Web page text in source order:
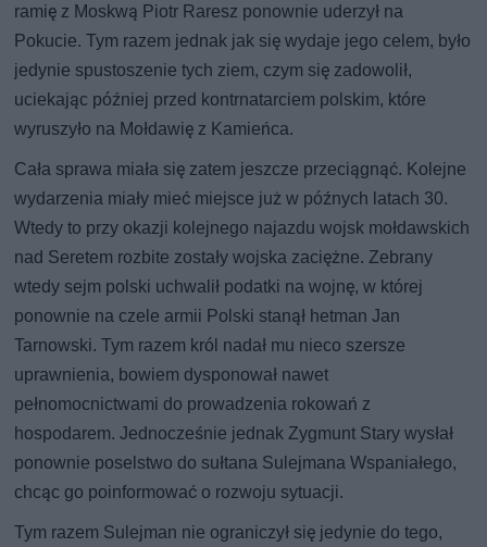
ramię z Moskwą Piotr Raresz ponownie uderzył na
Pokucie. Tym razem jednak jak się wydaje jego celem, było
jedynie spustoszenie tych ziem, czym się zadowolił,
uciekając później przed kontrnatarciem polskim, które
wyruszyło na Mołdawię z Kamieńca.
Cała sprawa miała się zatem jeszcze przeciągnąć. Kolejne
wydarzenia miały mieć miejsce już w późnych latach 30.
Wtedy to przy okazji kolejnego najazdu wojsk mołdawskich
nad Seretem rozbite zostały wojska zaciężne. Zebrany
wtedy sejm polski uchwalił podatki na wojnę, w której
ponownie na czele armii Polski stanął hetman Jan
Tarnowski. Tym razem król nadał mu nieco szersze
uprawnienia, bowiem dysponował nawet
pełnomocnictwami do prowadzenia rokowań z
hospodarem. Jednocześnie jednak Zygmunt Stary wysłał
ponownie poselstwo do sułtana Sulejmana Wspaniałego,
chcąc go poinformować o rozwoju sytuacji.
Tym razem Sulejman nie ograniczył się jedynie do tego,